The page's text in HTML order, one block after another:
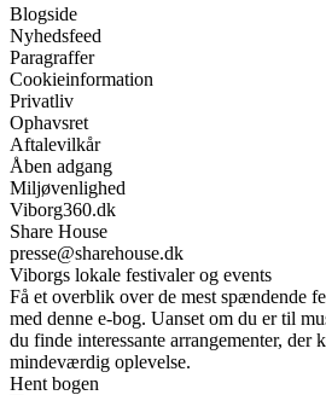
Blogside
Nyhedsfeed
Paragraffer
Cookieinformation
Privatliv
Ophavsret
Aftalevilkår
Åben adgang
Miljøvenlighed
Viborg360.dk
Share House
presse@sharehouse.dk
Viborgs lokale festivaler og events
Få et overblik over de mest spændende
med denne e-bog. Uanset om du er til
du finde interessante arrangementer, der
mindeværdig oplevelse.
Hent bogen